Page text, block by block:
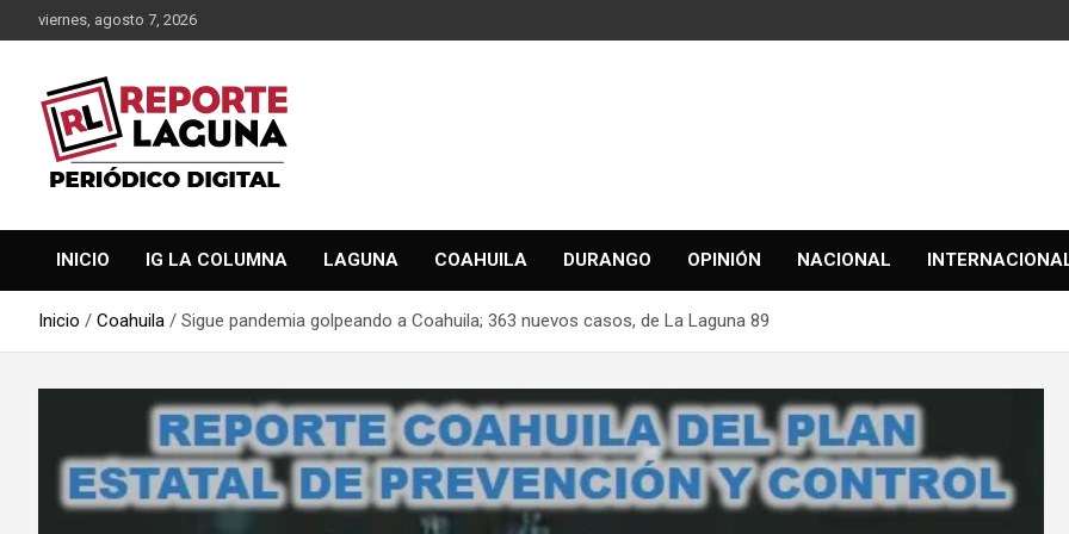
al
viernes, agosto 7, 2026
Reporte Laguna
INICIO IG LA COLUMNA LAGUNA COAHUILA DURANGO OPINIÓN NACIONAL
Inicio Coahuila Sigue pandemia golpeando a Coahuila; 363 nuevos casos, de La Laguna 89